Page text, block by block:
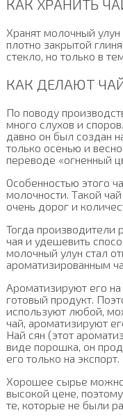
КАК ХРАНИТЬ
Хранят молочный
плотно закрытой
стекло, но только в
КАК ДЕЛАЮТ
По поводу
много слухов и
давно он был создан
только осенью и
переводе «огненный
Особенностью этого
молочности. Такой
очень дорог и
Тогда производители
чая и удешевить
молочный улун стал
ароматизированным
Ароматизируют его
готовый продукт.
используют любой,
чай, ароматизируют
Най сян (этот
виде порошка, он
его только на экспорт.
Хорошее сырье можно
высокой цене,
те, которые не были